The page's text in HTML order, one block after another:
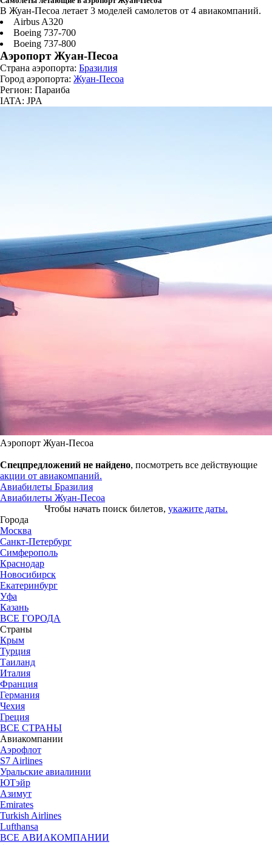
В Жуан-Песоа летает 3 моделей самолетов от 4 авиакомпаний.
Airbus A320
Boeing 737-700
Boeing 737-800
Аэропорт Жуан-Песоа
Страна аэропорта: Бразилия
Город аэропорта: Жуан-Песоа
Регион: Параиба
IATA: JPA
Аэропорт Жуан-Песоа
Спецпредложений не найдено, посмотреть все действующие
акции от авиакомпаний.
Авиабилеты Бразилия
Авиабилеты Жуан-Песоа
Чтобы начать поиск билетов, укажите даты.
Города
Москва
Санкт-Петербург
Симферополь
Краснодар
Новосибирск
Екатеринбург
Уфа
Казань
ВСЕ ГОРОДА
Страны
Крым
Турция
Таиланд
Италия
Франция
Германия
Чехия
Греция
ВСЕ СТРАНЫ
Авиакомпании
Аэрофлот
S7 Airlines
Уральские авиалинии
ЮТэйр
Азимут
Emirates
Turkish Airlines
Lufthansa
ВСЕ АВИАКОМПАНИИ